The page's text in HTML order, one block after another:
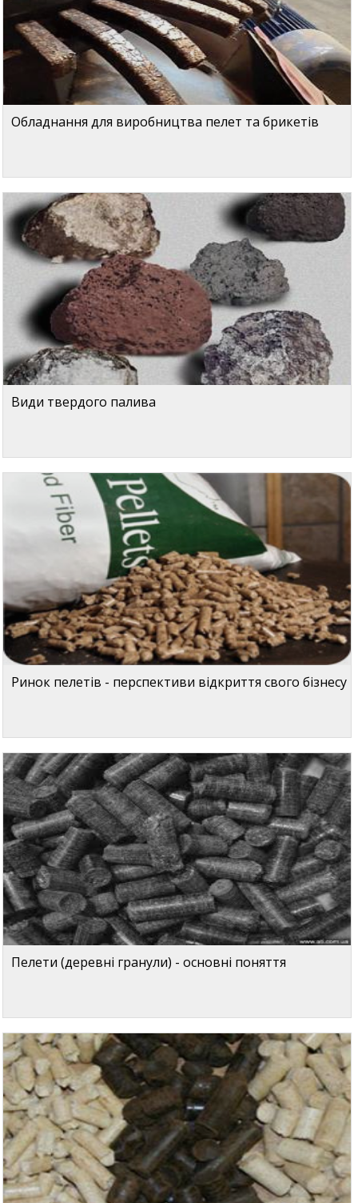
Обладнання для виробництва пелет та брикетів
Види твердого палива
Ринок пелетів - перспективи відкриття свого бізнесу
Пелети (деревні гранули) - основні поняття